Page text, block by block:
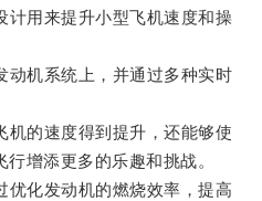
用来提升小型飞机速度和操
机系统上，并通过多种实时
的速度得到提升，还能够使
增添更多的乐趣和挑战。
化发动机的燃烧效率，提高